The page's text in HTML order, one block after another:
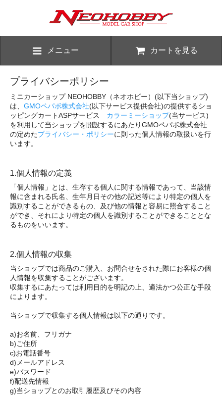
メニュー カートを見る
プライバシーポリシー
ミニカーショップ NEOHOBBY（ネオホビー）(以下当ショップ)
は、 GMOペパボ株式会社(以下サービス提供会社)の提供するショ
ッピングカートASPサービス カラーミーショップ(当サービス)
を利用して当ショップを開設するにあたりGMOペパボ株式会社
の定めたプライバシー・ポリシーに則った個人情報の取扱いを行
います。
1.個人情報の定義
「個人情報」とは、生存する個人に関する情報であって、当該情
報に含まれる氏名、生年月日その他の記述等により特定の個人を
識別することができるもの、及び他の情報と容易に照合すること
ができ、それにより特定の個人を識別することができることとな
るものをいいます。
2.個人情報の収集
当ショップでは商品のご購入、お問合せをされた際にお客様の個
人情報を収集することがございます。
収集するにあたっては利用目的を明記の上、適法かつ公正な手段
によります。
当ショップで収集する個人情報は以下の通りです。
a)お名前、フリガナ
b)ご住所
c)お電話番号
d)メールアドレス
e)パスワード
f)配送先情報
g)当ショップとのお取引履歴及びその内容